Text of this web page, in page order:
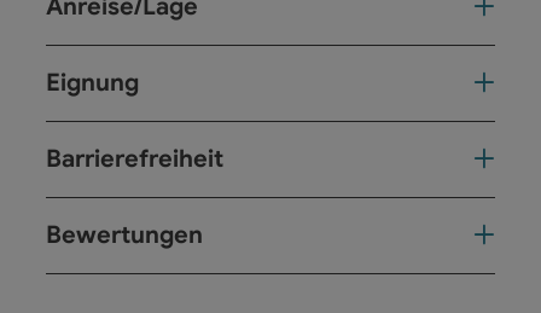
Anreise/Lage
Eignung
Barrierefreiheit
Bewertungen